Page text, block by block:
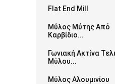
Flat End Mill
Μύλος Μύτης Από
Καρβίδιο...
Γωνιακή Ακτίνα
Μύλου...
Μύλος Αλουμινίου